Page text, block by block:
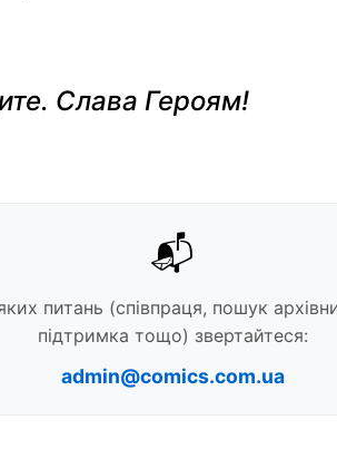
Слава Героям!
📬
питань (співпраця, пошук
підтримка тощо) звертайтеся:
admin@comics.com.ua